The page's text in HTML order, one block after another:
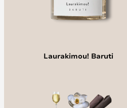
Laurakimou! Baruti